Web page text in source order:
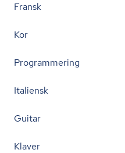
Fransk
Kor
Programmering
Italiensk
Guitar
Klaver